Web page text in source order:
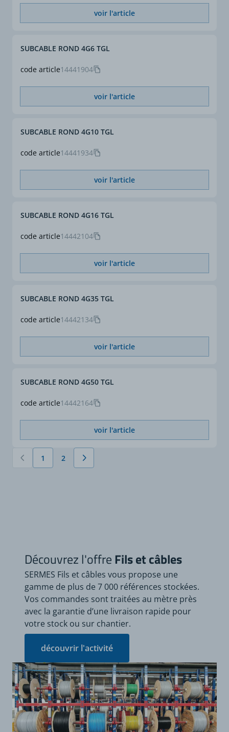
d'appliquer des facteurs
de correction selon NF C
voir l'article
code article14441904
SUBCABLE ROND 4G6 TGL
voir l'article
code article14441934
SUBCABLE ROND 4G10 TGL
voir l'article
code article14442104
SUBCABLE ROND 4G16 TGL
voir l'article
code article14442134
SUBCABLE ROND 4G35 TGL
voir l'article
code article14442164
SUBCABLE ROND 4G50 TGL
voir l'article
Vous lisez actuellement la page
1 Page
2
Découvrez l'offreFils et câbles
SERMES Fils et câbles vous propose une
gamme de plus de 7 000 références stockées.
Vos commandes sont traitées au mètre près
avec la garantie d’une livraison rapide pour
votre stock ou sur chantier.
découvrir l'activité